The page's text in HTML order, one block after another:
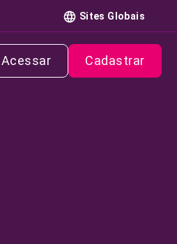
Sites Globais
Acessar Cadastrar